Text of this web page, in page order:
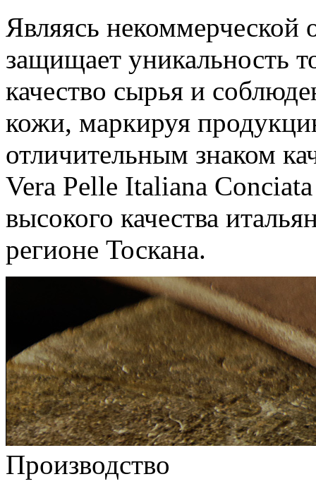
Являясь некоммерческой
защищает уникальность
качество сырья и
кожи, маркируя
отличительным знаком
Vera Pelle Italiana
высокого качества
регионе Тоскана.
Производство